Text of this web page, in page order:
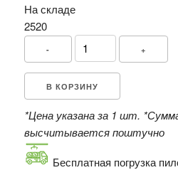
На складе
2520
- +
В КОРЗИНУ
*Цена указана за 1 шт.
высчитывается поштучно
Бесплатная погрузка